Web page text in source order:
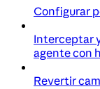
Configurar
Interceptar
agente con
Revertir